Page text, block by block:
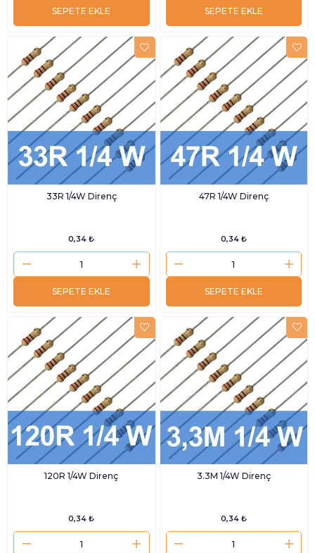
SEPETE EKLE SEPETE EKLE
33R 1/4W Direnç
0,34 ₺
SEPETE EKLE
47R 1/4W Direnç
0,34 ₺
SEPETE EKLE
120R 1/4W Direnç
0,34 ₺
3.3M 1/4W Direnç
0,34 ₺